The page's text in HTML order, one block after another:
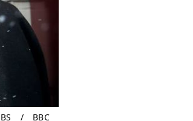
PBS / BBC